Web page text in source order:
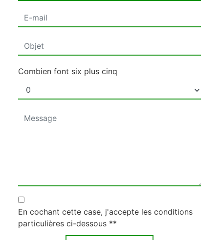
Combien font six plus cinq
En cochant cette case, j'accepte les conditions
particulières ci-dessous **